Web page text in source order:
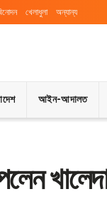
খেলাধুলা অন্যান্য
আইন-আদালত